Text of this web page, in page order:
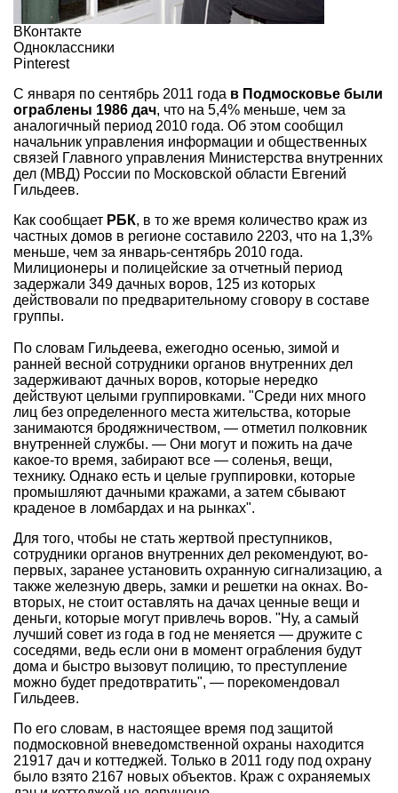
ВКонтакте
Одноклассники
Pinterest
С января по сентябрь 2011 года в Подмосковье были
ограблены 1986 дач, что на 5,4% меньше, чем за
аналогичный период 2010 года. Об этом сообщил
начальник управления информации и общественных
связей Главного управления Министерства внутренних
дел (МВД) России по Московской области Евгений
Гильдеев.
Как сообщает РБК, в то же время количество краж из
частных домов в регионе составило 2203, что на 1,3%
меньше, чем за январь-сентябрь 2010 года.
Милиционеры и полицейские за отчетный период
задержали 349 дачных воров, 125 из которых
действовали по предварительному сговору в составе
группы.
По словам Гильдеева, ежегодно осенью, зимой и
ранней весной сотрудники органов внутренних дел
задерживают дачных воров, которые нередко
действуют целыми группировками. "Среди них много
лиц без определенного места жительства, которые
занимаются бродяжничеством, — отметил полковник
внутренней службы. — Они могут и пожить на даче
какое-то время, забирают все — соленья, вещи,
технику. Однако есть и целые группировки, которые
промышляют дачными кражами, а затем сбывают
краденое в ломбардах и на рынках".
Для того, чтобы не стать жертвой преступников,
сотрудники органов внутренних дел рекомендуют, во-
первых, заранее установить охранную сигнализацию, а
также железную дверь, замки и решетки на окнах. Во-
вторых, не стоит оставлять на дачах ценные вещи и
деньги, которые могут привлечь воров. "Ну, а самый
лучший совет из года в год не меняется — дружите с
соседями, ведь если они в момент ограбления будут
дома и быстро вызовут полицию, то преступление
можно будет предотвратить", — порекомендовал
Гильдеев.
По его словам, в настоящее время под защитой
подмосковной вневедомственной охраны находится
21917 дач и коттеджей. Только в 2011 году под охрану
было взято 2167 новых объектов. Краж с охраняемых